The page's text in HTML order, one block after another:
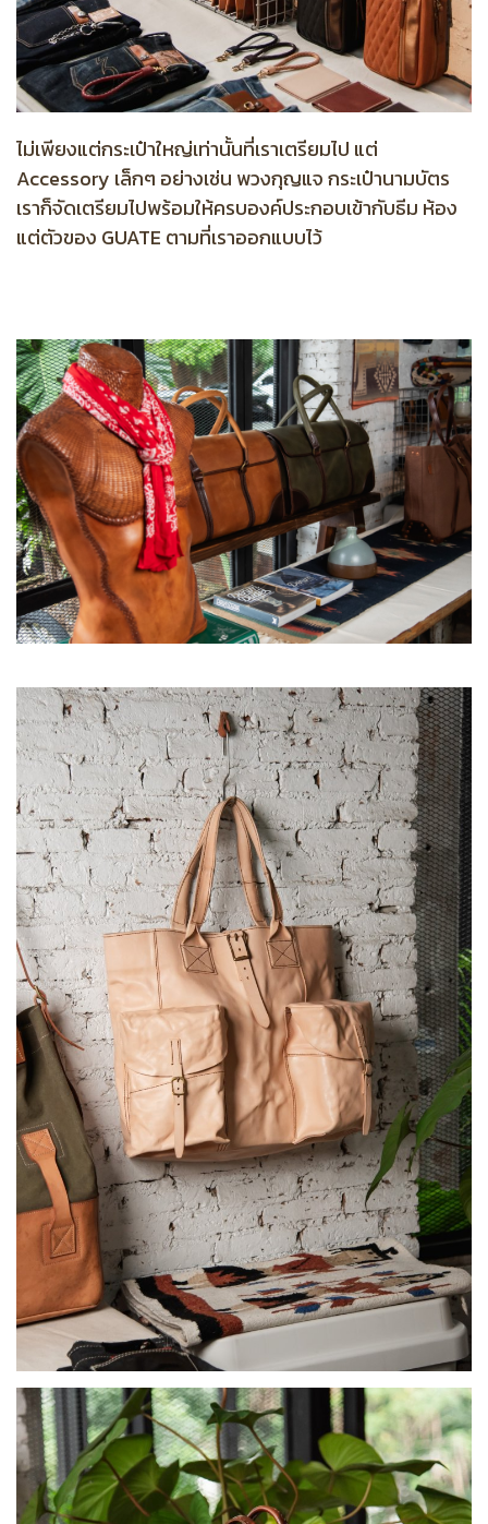
ไม่เพียงแต่กระเป๋าใหญ่เท่านั้นที่เราเตรียมไป แต่
Accessory เล็กๆ อย่างเช่น พวงกุญแจ กระเป๋านามบัตร
เราก็จัดเตรียมไปพร้อมให้ครบองค์ประกอบเข้ากับธีม ห้อง
แต่ตัวของ GUATE ตามที่เราออกแบบไว้